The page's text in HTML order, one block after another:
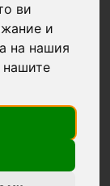
ви
и
на нашия
нашите